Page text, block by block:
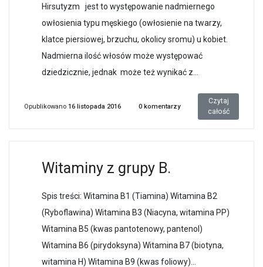
Hirsutyzm jest to występowanie nadmiernego
owłosienia typu męskiego (owłosienie na twarzy,
klatce piersiowej, brzuchu, okolicy sromu) u kobiet.
Nadmierna ilość włosów może występować
dziedzicznie, jednak może też wynikać z...
Opublikowano 16 listopada 2016 0 komentarzy
Czytaj
całość
Witaminy z grupy B.
Spis treści: Witamina B1 (Tiamina) Witamina B2
(Ryboflawina) Witamina B3 (Niacyna, witamina PP)
Witamina B5 (kwas pantotenowy, pantenol)
Witamina B6 (pirydoksyna) Witamina B7 (biotyna,
witamina H) Witamina B9 (kwas foliowy)...